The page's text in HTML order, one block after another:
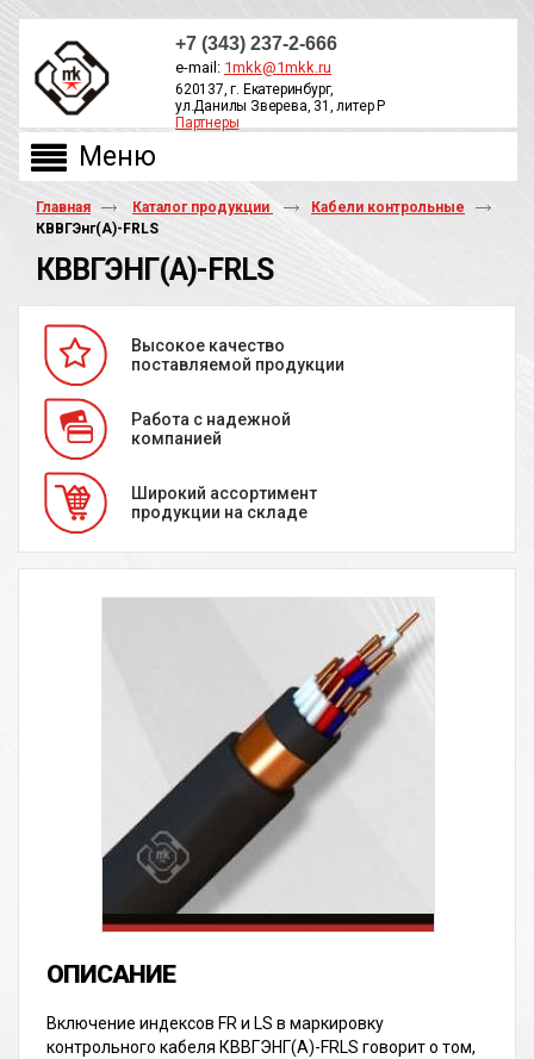
+7 (343) 237-2-666
e-mail: 1mkk@1mkk.ru
620137, г. Екатеринбург,
ул.Данилы Зверева, 31, литер Р
Партнеры
Главная Каталог продукции
Кабели контрольные
КВВГЭнг(А)-FRLS
КВВГЭНГ(А)-FRLS
Высокое качество
поставляемой продукции
Работа с надежной
компанией
Широкий ассортимент
продукции на складе
Включение индексов FR и LS в маркировку
контрольного кабеля КВВГЭНГ(А)-FRLS говорит о том,